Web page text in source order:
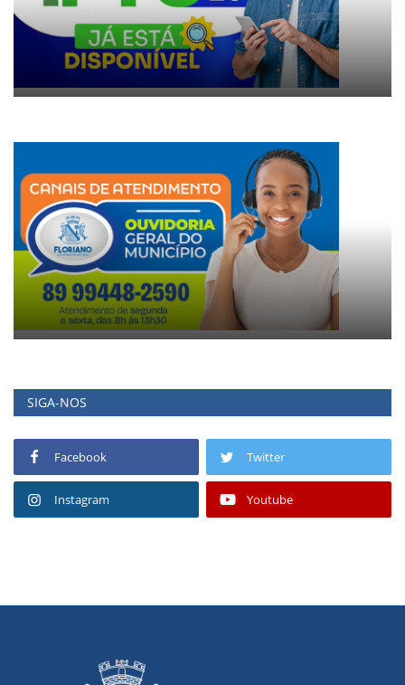
SIGA-NOS
Facebook Twitter
Instagram Youtube